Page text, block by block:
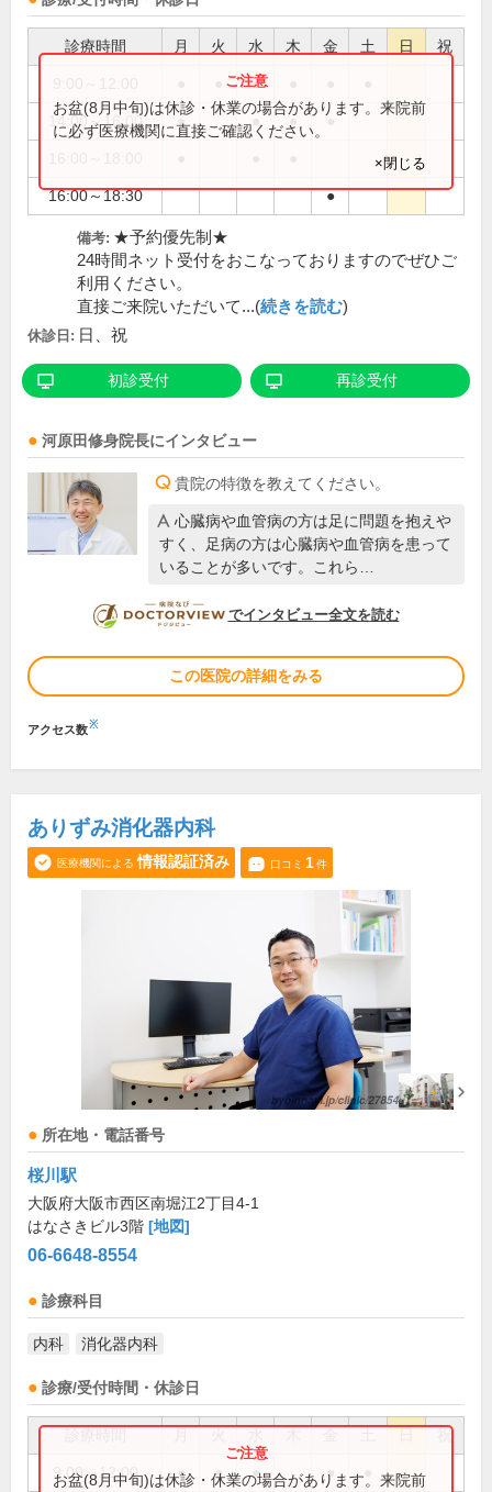
診療時間 月 火 水 木 金 土 日 祝
●
14:00～16:00 ● ● ● ●
16:00～18:30 ●
お盆(8月中旬)は休診・休業の場合があります。来院前
に必ず医療機関に直接ご確認ください。
×閉じる
備考: ★予約優先制★
24時間ネット受付をおこなっておりますのでぜひご
利用ください。
直接ご来院いただいて...(続きを読む)
休診日: 日、祝
初診受付 再診受付
河原田修身院長にインタビュー
貴院の特徴を教えてください。
心臓病や血管病の方は足に問題を抱えや
すく、足病の方は心臓病や血管病を患って
いることが多いです。これら…
DOCTORVIEW
でインタビュー全文を読む
この医院の詳細をみる
アクセス数※
ありずみ消化器内科
医療機関による 情報認証済み 口コミ 1件
所在地・電話番号
桜川駅
大阪府大阪市西区南堀江2丁目4-1
はなさきビル3階 [地図]
06-6648-8554
診療科目
内科 消化器内科
診療/受付時間・休診日
祝
9:00～12:00 ● ● ● ●
お盆(8月中旬)は休診・休業の場合があります。来院前